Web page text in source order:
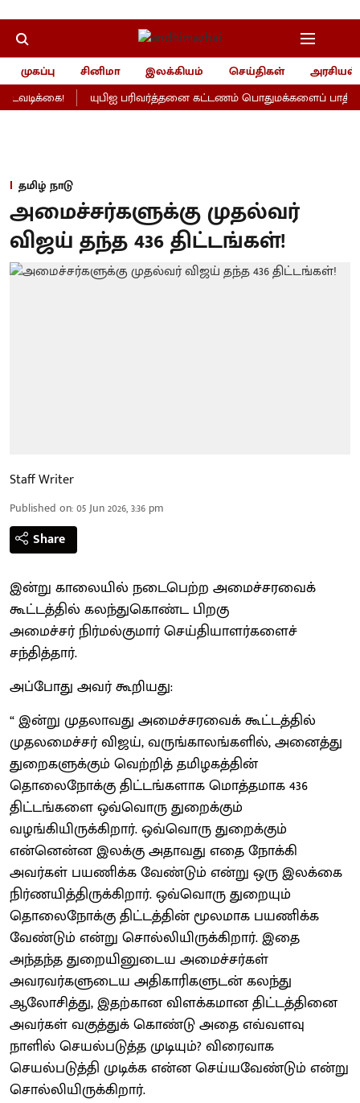
முகப்பு சினிமா இலக்கியம் செய்திகள்
அரசியல்
யுபிஐ பரிவர்த்தனை கட்டணம் பொதுமக்களைப்
தமிழ் நாடு
அமைச்சர்களுக்கு முதல்வர்
விஜய் தந்த 436 திட்டங்கள்!
Staff Writer
Published on:05 Jun 2026, 3:36 pm
Share
இன்று காலையில் நடைபெற்ற அமைச்சரவைக்
கூட்டத்தில் கலந்துகொண்ட பிறகு
அமைச்சர் நிர்மல்குமார் செய்தியாளர்களைச்
சந்தித்தார்.
அப்போது அவர் கூறியது:
“ இன்று முதலாவது அமைச்சரவைக் கூட்டத்தில்
முதலமைச்சர் விஜய், வருங்காலங்களில், அனைத்து
துறைகளுக்கும் வெற்றித் தமிழகத்தின்
தொலைநோக்கு திட்டங்களாக மொத்தமாக 436
திட்டங்களை ஒவ்வொரு துறைக்கும்
வழங்கியிருக்கிறார். ஒவ்வொரு துறைக்கும்
என்னென்ன இலக்கு அதாவது எதை நோக்கி
அவர்கள் பயணிக்க வேண்டும் என்று ஒரு இலக்கை
நிர்ணயித்திருக்கிறார். ஒவ்வொரு துறையும்
தொலைநோக்கு திட்டத்தின் மூலமாக பயணிக்க
வேண்டும் என்று சொல்லியிருக்கிறார். இதை
அந்தந்த துறையினுடைய அமைச்சர்கள்
அவரவர்களுடைய அதிகாரிகளுடன் கலந்து
ஆலோசித்து, இதற்கான விளக்கமான திட்டத்தினை
அவர்கள் வகுத்துக் கொண்டு அதை எவ்வளவு
நாளில் செயல்படுத்த முடியும்? விரைவாக
செயல்படுத்தி முடிக்க என்ன செய்யவேண்டும் என்று
சொல்லியிருக்கிறார்.